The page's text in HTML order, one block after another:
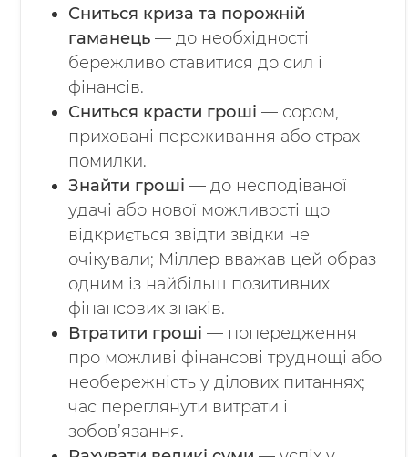
Сниться криза та порожній
гаманець — до необхідності
бережливо ставитися до сил і
фінансів.
Сниться красти гроші — сором,
приховані переживання або страх
помилки.
Знайти гроші — до несподіваної
удачі або нової можливості що
відкриється звідти звідки не
очікували; Міллер вважав цей образ
одним із найбільш позитивних
фінансових знаків.
Втратити гроші — попередження
про можливі фінансові труднощі або
необережність у ділових питаннях;
час переглянути витрати і
зобов’язання.